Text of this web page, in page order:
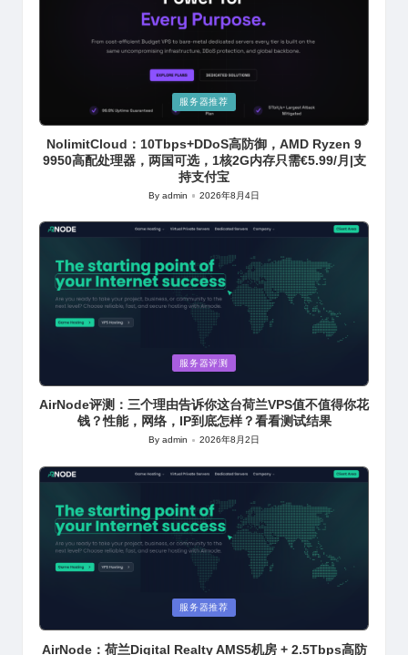
服务器推荐
NolimitCloud：10Tbps+DDoS高防御，AMD Ryzen 9
9950高配处理器，两国可选，1核2G内存只需€5.99/月|支
持支付宝
Posted
Byadmin 2026年8月4日
服务器评测
AirNode评测：三个理由告诉你这台荷兰VPS值不值得你花
钱？性能，网络，IP到底怎样？看看测试结果
Posted
Byadmin 2026年8月2日
服务器推荐
AirNode：荷兰Digital Realty AMS5机房 + 2.5Tbps高防